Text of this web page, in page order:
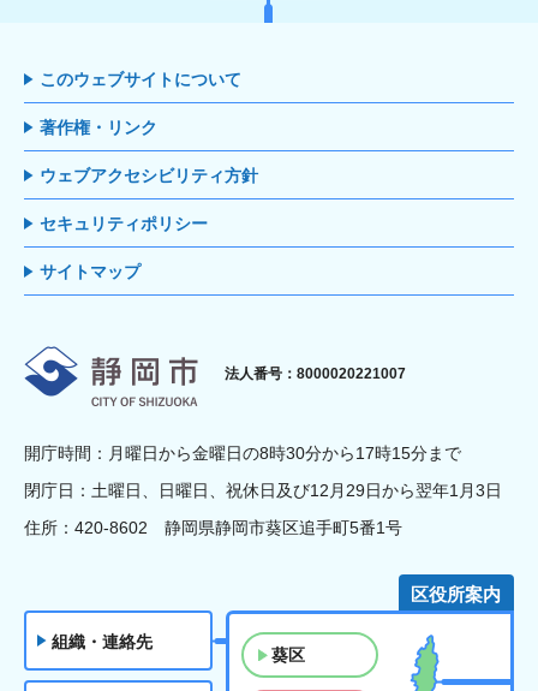
このウェブサイトについて
著作権・リンク
ウェブアクセシビリティ方針
セキュリティポリシー
サイトマップ
静岡市
法人番号：8000020221007
開庁時間：月曜日から金曜日の8時30分から17時15分まで
閉庁日：土曜日、日曜日、祝休日及び12月29日から翌年1月3日
住所：420-8602 静岡県静岡市葵区追手町5番1号
組織・連絡先
区役所案内
葵区